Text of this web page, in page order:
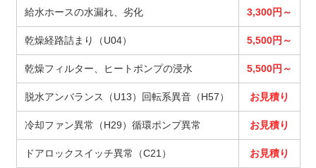
給水ホースの水漏れ、劣化 3,300円～
乾燥経路詰まり（U04） 5,500円～
乾燥フィルター、ヒートポンプの浸水 5,500円～
脱水アンバランス（U13）回転系異音（H57） お見積り
冷却ファン異常（H29）循環ポンプ異常 お見積り
ドアロックスイッチ異常（C21） お見積り